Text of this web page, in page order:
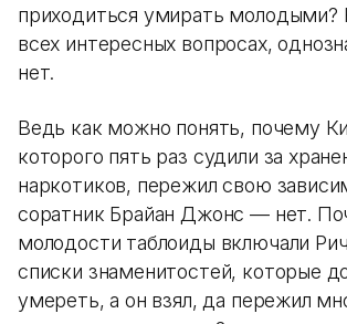
приходиться умирать молодыми?
всех интересных вопросах,
нет.
Ведь как можно понять, почему
которого пять раз судили за
наркотиков, пережил свою
соратник Брайан Джонс — нет.
молодости таблоиды включали
списки знаменитостей, которые
умереть, а он взял, да пережил